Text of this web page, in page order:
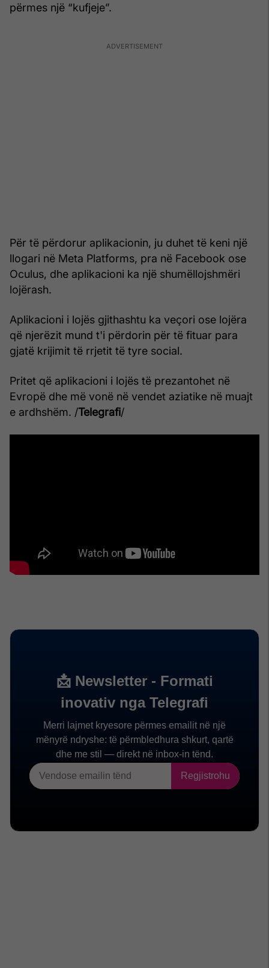
përmes një “kufjeje”.
Për të përdorur aplikacionin, ju duhet të keni një
llogari në Meta Platforms, pra në Facebook ose
Oculus, dhe aplikacioni ka një shumëllojshmëri
lojërash.
Aplikacioni i lojës gjithashtu ka veçori ose lojëra
që njerëzit mund t'i përdorin për të fituar para
gjatë krijimit të rrjetit të tyre social.
Pritet që aplikacioni i lojës të prezantohet në
Evropë dhe më vonë në vendet aziatike në muajt
e ardhshëm. /Telegrafi/